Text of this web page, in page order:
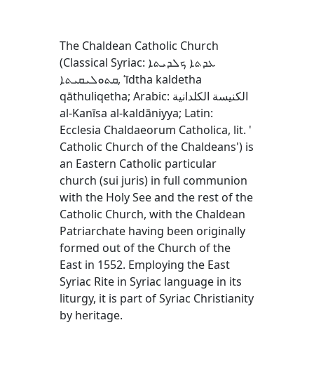
The Chaldean Catholic Church
(Classical Syriac: ܥܕܬܐ ܟܠܕܝܬܐ
ܩܬܘܠܝܩܝܬܐ‎, ʿīdtha kaldetha
qāthuliqetha; Arabic: الكنيسة الكلدانية
al-Kanīsa al-kaldāniyya; Latin:
Ecclesia Chaldaeorum Catholica, lit. '
Catholic Church of the Chaldeans') is
an Eastern Catholic particular
church (sui juris) in full communion
with the Holy See and the rest of the
Catholic Church, with the Chaldean
Patriarchate having been originally
formed out of the Church of the
East in 1552. Employing the East
Syriac Rite in Syriac language in its
liturgy, it is part of Syriac Christianity
by heritage.